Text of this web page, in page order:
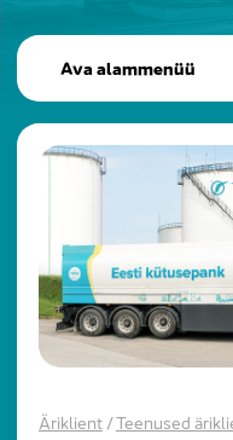
Ava alammenüü
Äriklient/Teenused